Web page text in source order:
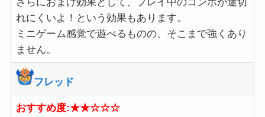
れにくいよ！という効果もあります。
ミニゲーム感覚で遊べるものの、そこまで強くあり
ません。
フレッド
おすすめ度:★★☆☆☆